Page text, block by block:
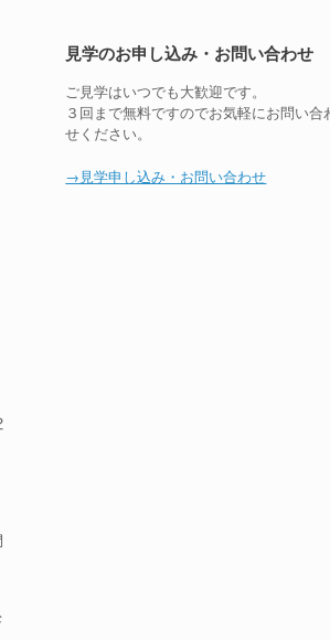
見学のお申し込み・お問い合わせ
ご見学はいつでも大歓迎です。
３回まで無料ですのでお気軽にお問い合
せください。
→見学申し込み・お問い合わせ